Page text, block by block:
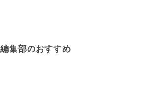
編集部のおすすめ